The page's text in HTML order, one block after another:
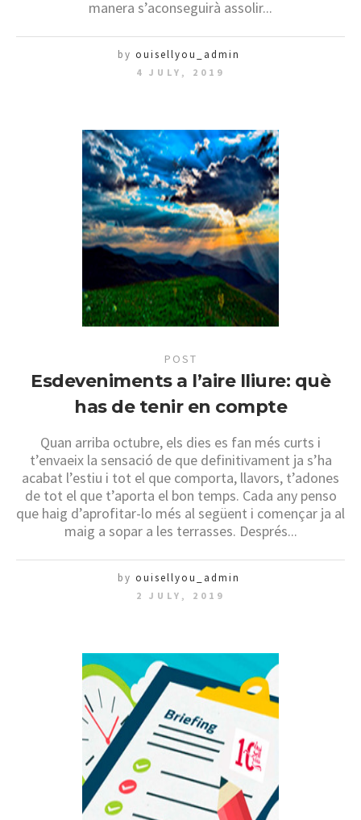
manera s’aconseguirà assolir...
by ouisellyou_admin
4 JULY, 2019
POST
Esdeveniments a l’aire lliure: què
has de tenir en compte
Quan arriba octubre, els dies es fan més curts i
t’envaeix la sensació de que definitivament ja s’ha
acabat l’estiu i tot el que comporta, llavors, t’adones
de tot el que t’aporta el bon temps. Cada any penso
que haig d’aprofitar-lo més al següent i començar ja al
maig a sopar a les terrasses. Després...
by ouisellyou_admin
2 JULY, 2019